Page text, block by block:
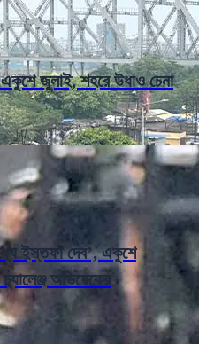
জুলাই, শহরে উধাও চেনা
ইস্তফা দেব’, একুশে
অভিষেকের